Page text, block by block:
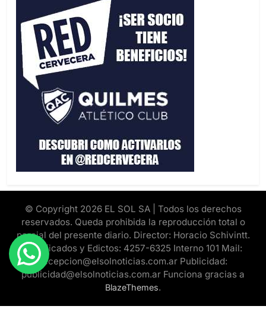
© Copyright 2026 EL SOL SA | Todos los derechos
reservados. Queda prohibida la reproducción total o
parcial del presente diario. Director: Horacio Schivintt.
Clasificados y Edictos: 4257-6325 Interno 101 Mail:
recepcion@elsolnoticias.com.ar Publicidad:
publicidad@elsolnoticias.com.ar Funciona gracias a
BlazeThemes.